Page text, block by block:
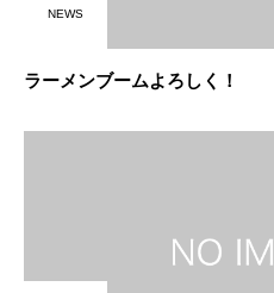
NEWS
ラーメンブームよろしく！